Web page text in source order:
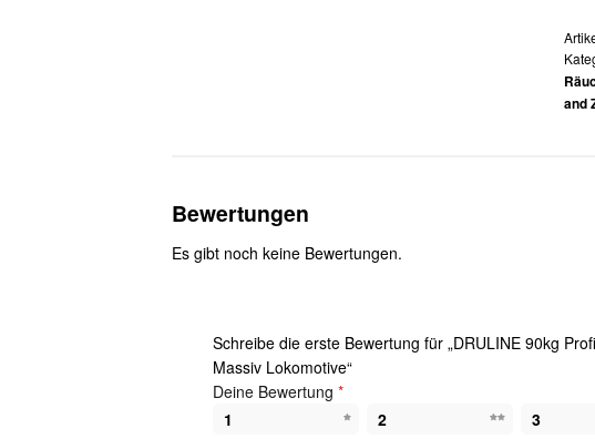
and
Bewertungen
Es gibt noch keine Bewertungen.
Schreibe die erste Bewertung für „DRULINE 90kg
Massiv Lokomotive“
Deine Bewertung *
1
2 3